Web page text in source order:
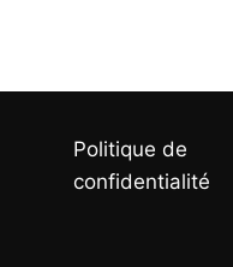
Politique de
confidentialité